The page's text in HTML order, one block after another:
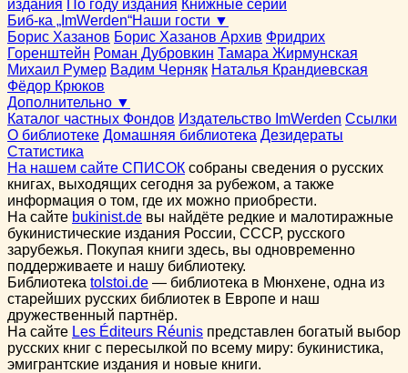
издания По году издания Книжные серии
Биб-ка „ImWerden“Наши гости ▼
Борис Хазанов Борис Хазанов Архив Фридрих
Горенштейн Роман Дубровкин Тамара Жирмунская
Михаил Румер Вадим Черняк Наталья Крандиевская
Фёдор Крюков
Дополнительно ▼
Каталог частных Фондов Издательство ImWerden Ссылки
О библиотеке Домашняя библиотека Дезидераты
Статистика
На нашем сайте СПИСОК собраны сведения о русских
книгах, выходящих сегодня за рубежом, а также
информация о том, где их можно приобрести.
На сайте bukinist.de вы найдёте редкие и малотиражные
букинистические издания России, СССР, русского
зарубежья. Покупая книги здесь, вы одновременно
поддерживаете и нашу библиотеку.
Библиотека tolstoi.de — библиотека в Мюнхене, одна из
старейших русских библиотек в Европе и наш
дружественный партнёр.
На сайте Les Éditeurs Réunis представлен богатый выбор
русских книг с пересылкой по всему миру: букинистика,
эмигрантские издания и новые книги.